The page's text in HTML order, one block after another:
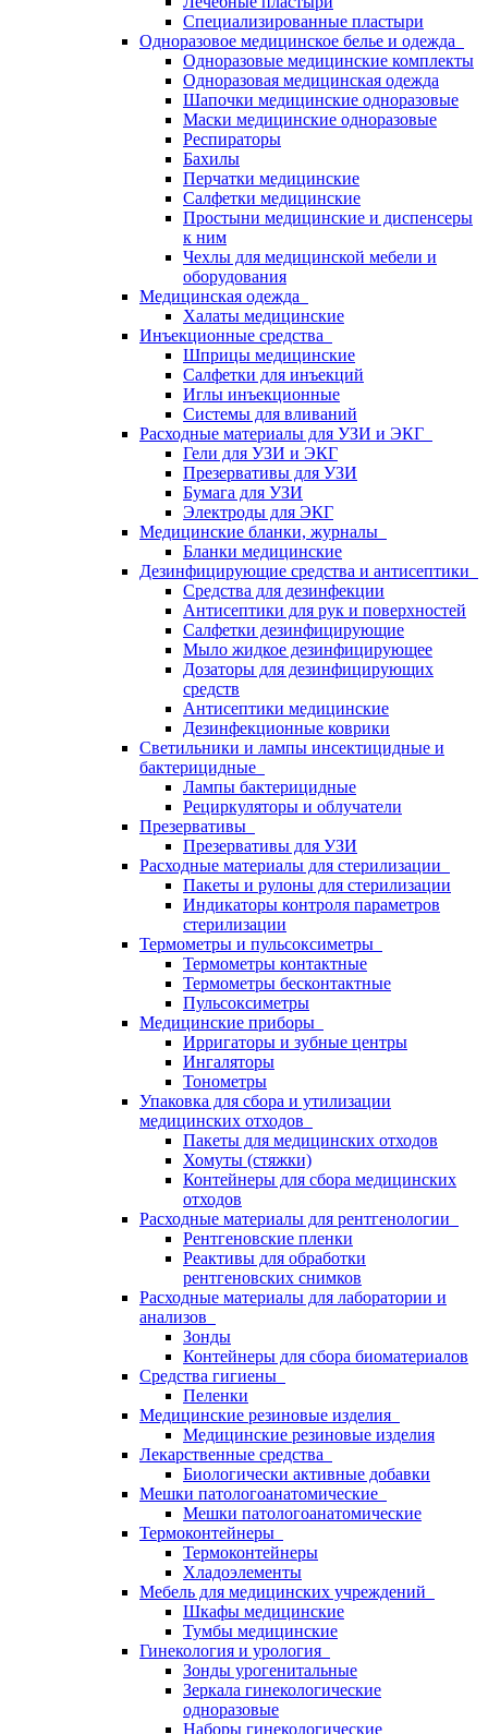
Специализированные пластыри
Одноразовое медицинское белье и одежда
Одноразовые медицинские комплекты
Одноразовая медицинская одежда
Шапочки медицинские одноразовые
Маски медицинские одноразовые
Респираторы
Бахилы
Перчатки медицинские
Салфетки медицинские
Простыни медицинские и диспенсеры
к ним
Чехлы для медицинской мебели и
оборудования
Медицинская одежда
Халаты медицинские
Инъекционные средства
Шприцы медицинские
Салфетки для инъекций
Иглы инъекционные
Системы для вливаний
Расходные материалы для УЗИ и ЭКГ
Гели для УЗИ и ЭКГ
Презервативы для УЗИ
Бумага для УЗИ
Электроды для ЭКГ
Медицинские бланки, журналы
Бланки медицинские
Дезинфицирующие средства и антисептики
Средства для дезинфекции
Антисептики для рук и поверхностей
Салфетки дезинфицирующие
Мыло жидкое дезинфицирующее
Дозаторы для дезинфицирующих
средств
Антисептики медицинские
Дезинфекционные коврики
Светильники и лампы инсектицидные и
бактерицидные
Лампы бактерицидные
Рециркуляторы и облучатели
Презервативы
Презервативы для УЗИ
Расходные материалы для стерилизации
Пакеты и рулоны для стерилизации
Индикаторы контроля параметров
стерилизации
Термометры и пульсоксиметры
Термометры контактные
Термометры бесконтактные
Пульсоксиметры
Медицинские приборы
Ирригаторы и зубные центры
Ингаляторы
Тонометры
Упаковка для сбора и утилизации
медицинских отходов
Пакеты для медицинских отходов
Хомуты (стяжки)
Контейнеры для сбора медицинских
отходов
Расходные материалы для рентгенологии
Рентгеновские пленки
Реактивы для обработки
рентгеновских снимков
Расходные материалы для лаборатории и
анализов
Зонды
Контейнеры для сбора биоматериалов
Средства гигиены
Пеленки
Медицинские резиновые изделия
Медицинские резиновые изделия
Лекарственные средства
Биологически активные добавки
Мешки патологоанатомические
Мешки патологоанатомические
Термоконтейнеры
Термоконтейнеры
Хладоэлементы
Мебель для медицинских учреждений
Шкафы медицинские
Тумбы медицинские
Гинекология и урология
Зонды урогенитальные
Зеркала гинекологические
одноразовые
Наборы гинекологические